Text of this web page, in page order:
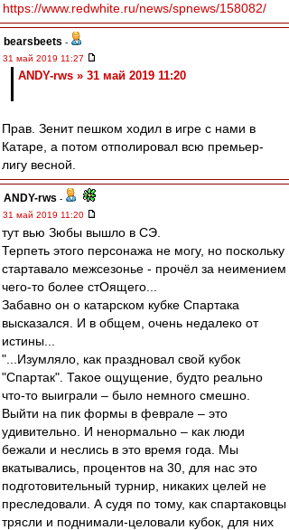
https://www.redwhite.ru/news/spnews/158082/
bearsbeets -
31 май 2019 11:27
ANDY-rws » 31 май 2019 11:20
Прав. Зенит пешком ходил в игре с нами в
Катаре, а потом отполировал всю премьер-
лигу весной.
ANDY-rws -
31 май 2019 11:20
тут вью Зюбы вышло в СЭ.
Терпеть этого персонажа не могу, но поскольку
стартавало межсезонье - прочёл за неимением
чего-то более стОящего...
Забавно он о катарском кубке Спартака
высказался. И в общем, очень недалеко от
истины...
"...Изумляло, как праздновал свой кубок
"Спартак". Такое ощущение, будто реально
что-то выиграли – было немного смешно.
Выйти на пик формы в феврале – это
удивительно. И ненормально – как люди
бежали и неслись в это время года. Мы
вкатывались, процентов на 30, для нас это
подготовительный турнир, никаких целей не
преследовали. А судя по тому, как спартаковцы
трясли и поднимали-целовали кубок, для них